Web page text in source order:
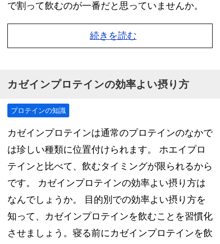
で割って飲むのが一番だと思っていませんか。
続きを読む
カゼインプロテインの効率よい摂り方
プロテインの知識
カゼインプロテインは通常のプロテインのなかで
は珍しい種類に位置付けられます。 ホエイプロ
テインと比べて、飲むタイミングが限られるから
です。 カゼインプロテインの効率よい摂り方は
なんでしょうか。 目的別での効率よい摂り方を
知って、カゼインプロテインを飲むことを習慣化
させましょう。寝る前にカゼインプロテインを飲